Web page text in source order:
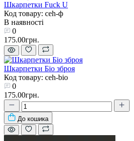
Шкарпетки Fuck U
Код товару: ceh-ф
В наявності
0
175.00грн.
Шкарпетки Біо зброя
Код товару: ceh-bio
0
175.00грн.
До кошика